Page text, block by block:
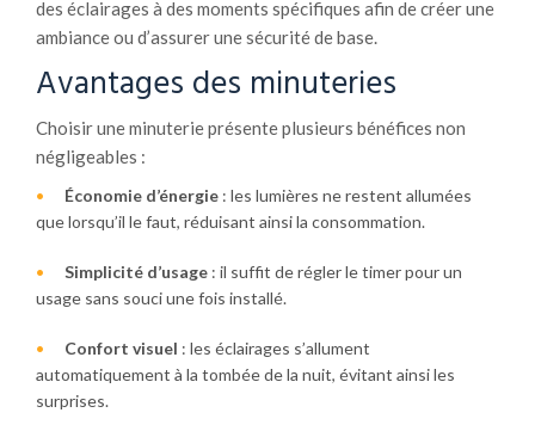
des éclairages à des moments spécifiques afin de créer une
ambiance ou d’assurer une sécurité de base.
Avantages des minuteries
Choisir une minuterie présente plusieurs bénéfices non
négligeables :
Économie d’énergie : les lumières ne restent allumées
que lorsqu’il le faut, réduisant ainsi la consommation.
Simplicité d’usage : il suffit de régler le timer pour un
usage sans souci une fois installé.
Confort visuel : les éclairages s’allument
automatiquement à la tombée de la nuit, évitant ainsi les
surprises.